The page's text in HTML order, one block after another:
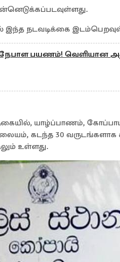
இந்த நடவடிக்கை
பயணம்! வெளியான
யாழ்ப்பாணம்,
கடந்த 30 வருடங்களாக
உள்ளது.